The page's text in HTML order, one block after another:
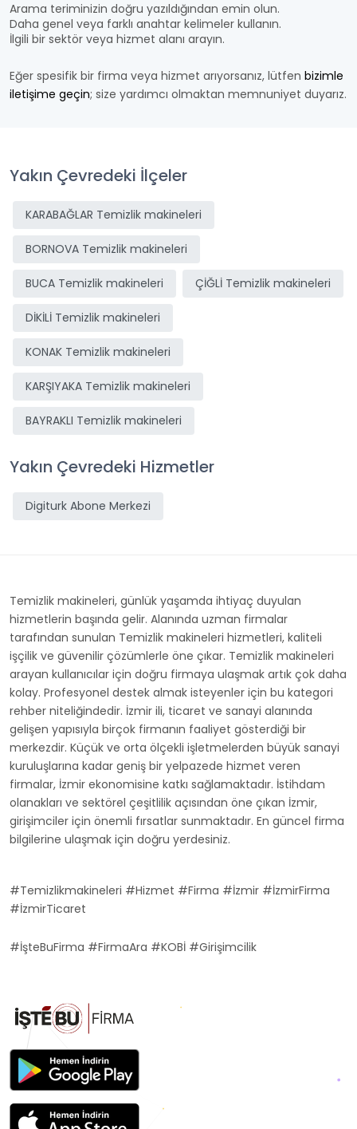
Arama teriminizin doğru yazıldığından emin olun.
Daha genel veya farklı anahtar kelimeler kullanın.
İlgili bir sektör veya hizmet alanı arayın.
Eğer spesifik bir firma veya hizmet arıyorsanız, lütfen bizimle
iletişime geçin; size yardımcı olmaktan memnuniyet duyarız.
Yakın Çevredeki İlçeler
KARABAĞLAR Temizlik makineleri
BORNOVA Temizlik makineleri
BUCA Temizlik makineleri ÇİĞLİ Temizlik makineleri
DİKİLİ Temizlik makineleri
KONAK Temizlik makineleri
KARŞIYAKA Temizlik makineleri
BAYRAKLI Temizlik makineleri
Yakın Çevredeki Hizmetler
Digiturk Abone Merkezi
Temizlik makineleri, günlük yaşamda ihtiyaç duyulan
hizmetlerin başında gelir. Alanında uzman firmalar
tarafından sunulan Temizlik makineleri hizmetleri, kaliteli
işçilik ve güvenilir çözümlerle öne çıkar. Temizlik makineleri
arayan kullanıcılar için doğru firmaya ulaşmak artık çok daha
kolay. Profesyonel destek almak isteyenler için bu kategori
rehber niteliğindedir. İzmir ili, ticaret ve sanayi alanında
gelişen yapısıyla birçok firmanın faaliyet gösterdiği bir
merkezdir. Küçük ve orta ölçekli işletmelerden büyük sanayi
kuruluşlarına kadar geniş bir yelpazede hizmet veren
firmalar, İzmir ekonomisine katkı sağlamaktadır. İstihdam
olanakları ve sektörel çeşitlilik açısından öne çıkan İzmir,
girişimciler için önemli fırsatlar sunmaktadır. En güncel firma
bilgilerine ulaşmak için doğru yerdesiniz.
#Temizlikmakineleri #Hizmet #Firma #İzmir #İzmirFirma
#İzmirTicaret
#İşteBuFirma #FirmaAra #KOBİ #Girişimcilik